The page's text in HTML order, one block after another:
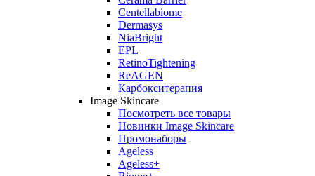
Centellabiome
Dermasys
NiaBright
EPL
RetinoTightening
ReAGEN
Карбокситерапия
Image Skincare
Посмотреть все товары
Новинки Image Skincare
Промонаборы
Ageless
Ageless+